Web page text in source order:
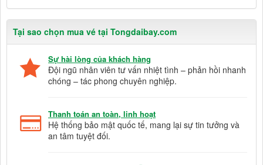
Tại sao chọn mua vé tại Tongdaibay.com
Sự hài lòng của khách hàng
Đội ngũ nhân viên tư vấn nhiệt tình – phản hồi nhanh
chóng – tác phong chuyên nghiệp.
Thanh toán an toàn, linh hoạt
Hệ thống bảo mật quốc tế, mang lại sự tin tưởng và
an tâm tuyệt đối.